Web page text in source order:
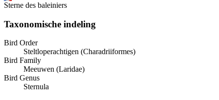
Sterne des baleiniers
Taxonomische indeling
Bird Order
Steltloperachtigen (Charadriiformes)
Bird Family
Meeuwen (Laridae)
Bird Genus
Sternula